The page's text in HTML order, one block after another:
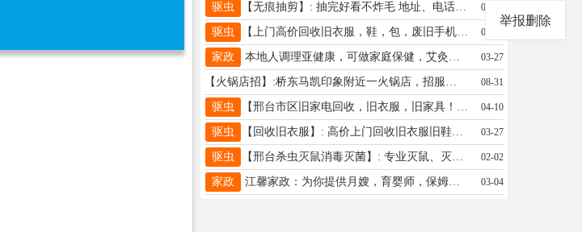
驱虫 【无痕抽剪】: 抽完好看不炸毛 地址、电话：19061997625 01-31
驱虫 【上门高价回收旧衣服，鞋，包，废旧手机】】: 上门速度快，回收价格高。高价上门回收旧衣服，鞋子包包，毛绒玩具，棉花被子，床上用品，宾馆床单被罩，毛巾浴巾，尾货，废旧手机、电脑、洗衣机、路由器、 CT片 地址、电话：地址：邢台市襄都区石北村手机号：15100990350 03-18
家政 本地人调理亚健康，可做家庭保健，艾灸养生门市合作，另寻18-35岁的兼职女助理一名，预约加微17081576398 03-27
【火锅店招】:桥东马凯印象附近一火锅店，招服务员，钟点工，各两名。13932955003 地址、电话：13932955003 08-31
驱虫 【邢台市区旧家电回收，旧衣服，旧家具！】: 冰柜，冰箱，空调，电脑，电视机，洗衣机，旧手机，旧门窗，门窗拆除，壁挂炉，暖气片，太阳能，热水器，电动车，摩托车，三轮车，旧电机，，电焊机，旧衣服，旧鞋，棉花套子，库存旧货，酒店用品，制冷设备，一切旧家电，上门服务！15903293713 地址、电话：15903293713 04-10
驱虫 【回收旧衣服】: 高价上门回收旧衣服旧鞋旧被子旧手机旧家电价格合理童叟无欺13293115116/13731061565 地址、电话：邢台市去13731061565 03-27
驱虫 【邢台杀虫灭鼠消毒灭菌】: 专业灭鼠、灭蚂蚁、灭蟑螂、灭害虫、灭蚊蝇、除四害、厕所祛异味、专业消毒杀菌. 地址、电话：13930900308 02-02
家政 江馨家政：为你提供月嫂，育婴师，保姆，保洁，护工，小时工，接送孩子做饭18330960987 03-04
举报删除